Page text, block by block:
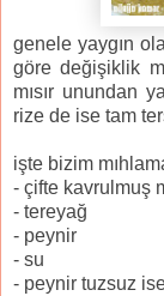
genele yaygın
göre değişiklik
mısır unundan
rize de ise tam
işte bizim
- çifte kavrulmuş
- tereyağ
- peynir
- su
- peynir tuzsuz